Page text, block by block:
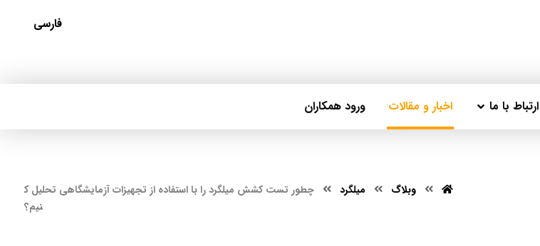
فارسی
ارتباط با ما اخبار و مقالات ورود همکاران
وبلاگ میلگرد
چطور تست کشش میلگرد را با استفاده از تجهیزات آزمایشگاهی تحلیل ک
نیم؟